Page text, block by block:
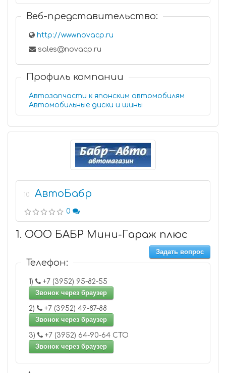
Веб-представительство:
http://www.novacp.ru
sales@novacp.ru
Профиль компании
Автозапчасти к японским автомобилям
Автомобильные диски и шины
10 АвтоБабр
0
1. ООО БАБР Мини-Гараж плюс
Задать вопрос
Телефон:
1)
+7 (3952) 95-82-55
Звонок через браузер
2)
+7 (3952) 49-87-88
Звонок через браузер
3)
+7 (3952) 64-90-64 СТО
Звонок через браузер